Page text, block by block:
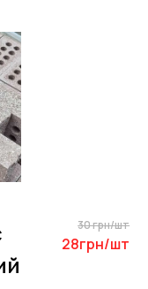
30 грн/шт
28грн/шт